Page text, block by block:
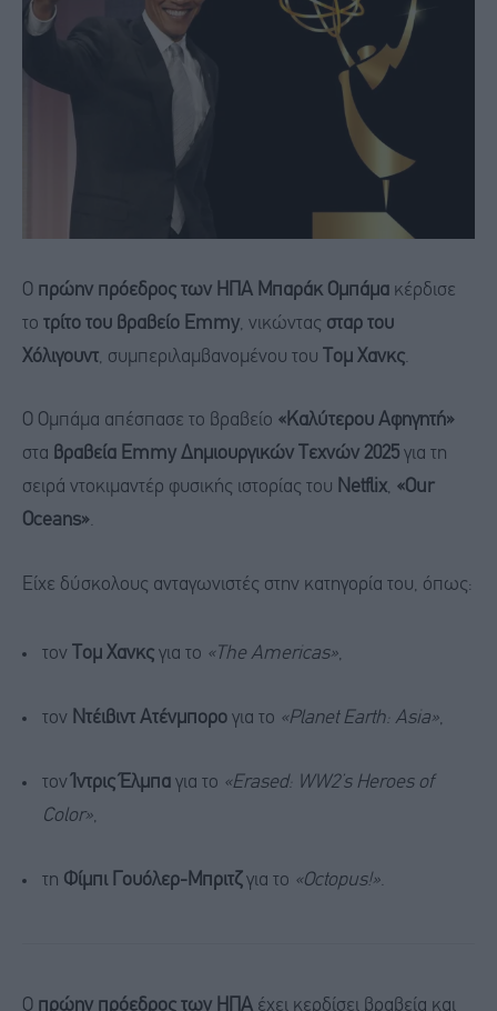
Ο πρώην πρόεδρος των ΗΠΑ Μπαράκ Ομπάμα κέρδισε
το τρίτο του βραβείο Emmy, νικώντας σταρ του
Χόλιγουντ, συμπεριλαμβανομένου του Τομ Χανκς.
Ο Ομπάμα απέσπασε το βραβείο «Καλύτερου Αφηγητή»
στα βραβεία Emmy Δημιουργικών Τεχνών 2025 για τη
σειρά ντοκιμαντέρ φυσικής ιστορίας του Netflix, «Our
Oceans».
Είχε δύσκολους ανταγωνιστές στην κατηγορία του, όπως:
τον Τομ Χανκς για το «The Americas»,
τον Ντέιβιντ Ατένμπορο για το «Planet Earth: Asia»,
τον Ίντρις Έλμπα για το «Erased: WW2’s Heroes of
Color»,
τη Φίμπι Γουόλερ-Μπριτζγια το «Octopus!».
Ο πρώην πρόεδρος των ΗΠΑ έχει κερδίσει βραβεία και